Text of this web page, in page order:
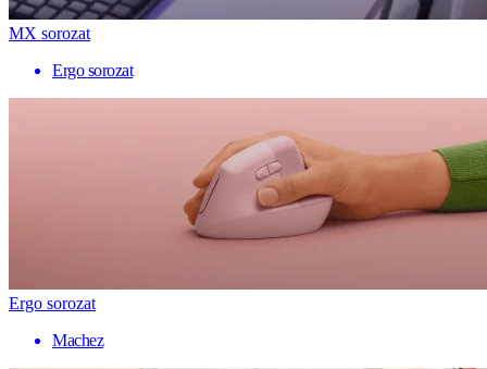
MX sorozat
Ergo sorozat
Ergo sorozat
Machez